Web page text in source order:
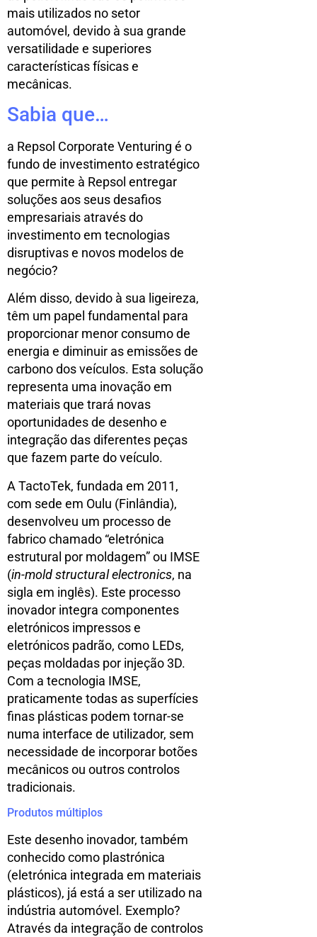
mais utilizados no setor
automóvel, devido à sua grande
versatilidade e superiores
características físicas e
mecânicas.
Sabia que…
a Repsol Corporate Venturing é o
fundo de investimento estratégico
que permite à Repsol entregar
soluções aos seus desafios
empresariais através do
investimento em tecnologias
disruptivas e novos modelos de
negócio?
Além disso, devido à sua ligeireza,
têm um papel fundamental para
proporcionar menor consumo de
energia e diminuir as emissões de
carbono dos veículos. Esta solução
representa uma inovação em
materiais que trará novas
oportunidades de desenho e
integração das diferentes peças
que fazem parte do veículo.
A TactoTek, fundada em 2011,
com sede em Oulu (Finlândia),
desenvolveu um processo de
fabrico chamado “eletrónica
estrutural por moldagem” ou IMSE
(in-mold structural electronics, na
sigla em inglês). Este processo
inovador integra componentes
eletrónicos impressos e
eletrónicos padrão, como LEDs,
peças moldadas por injeção 3D.
Com a tecnologia IMSE,
praticamente todas as superfícies
finas plásticas podem tornar-se
numa interface de utilizador, sem
necessidade de incorporar botões
mecânicos ou outros controlos
tradicionais.
Produtos múltiplos
Este desenho inovador, também
conhecido como plastrónica
(eletrónica integrada em materiais
plásticos), já está a ser utilizado na
indústria automóvel. Exemplo?
Através da integração de controlos